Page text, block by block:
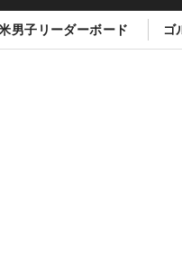
男子リーダーボード ゴ